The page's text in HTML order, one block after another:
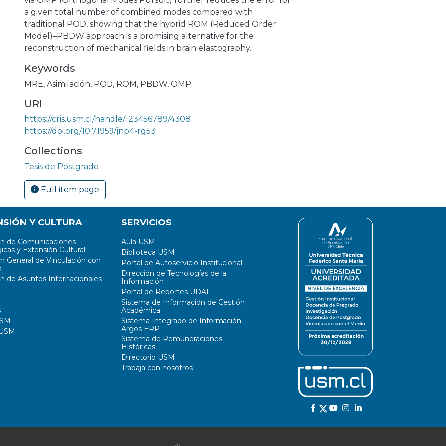
a given total number of combined modes compared with
traditional POD, showing that the hybrid ROM (Reduced Order
Model)–PBDW approach is a promising alternative for the
reconstruction of mechanical fields in brain elastography.
Keywords
MRE, Asimilación, POD, ROM, PBDW, OMP
URI
https://cris.usm.cl/handle/123456789/4308
https://doi.org/10.71959/jnp4-rg53
Collections
Tesis de Postgrado
Full item page
Y CULTURA
de Comunicaciones
y Extensión Cultural
General de Vinculación con
de Asuntos Internacionales
SERVICIOS
Aula USM
Biblioteca USM
Portal de Autoservicio Institucional
Dirección de Tecnologías de la
Información
Portal de Reportes UDAI
Sistema de Información de Gestión
Académica
Sistema Integrado de Información
Argos ERP
Sistema de Remuneraciones
Históricas
Directorio USM
Trabaja con nosotros